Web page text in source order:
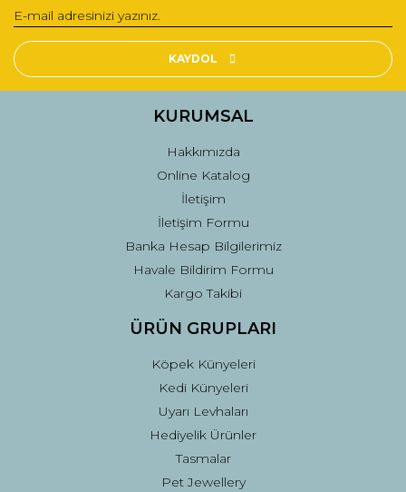
Ürün resmi kalitesiz, bozuk veya görüntülenemiyor.
Ürün açıklamasında eksik bilgiler bulunuyor.
Ürün fiyatı diğer sitelerden daha pahalı.
Gönder
KAYDOL
KURUMSAL
Hakkımızda
Online Katalog
İletişim
İletişim Formu
Banka Hesap Bilgilerimiz
Havale Bildirim Formu
Kargo Takibi
ÜRÜN GRUPLARI
Köpek Künyeleri
Kedi Künyeleri
Uyarı Levhaları
Hediyelik Ürünler
Tasmalar
Pet Jewellery